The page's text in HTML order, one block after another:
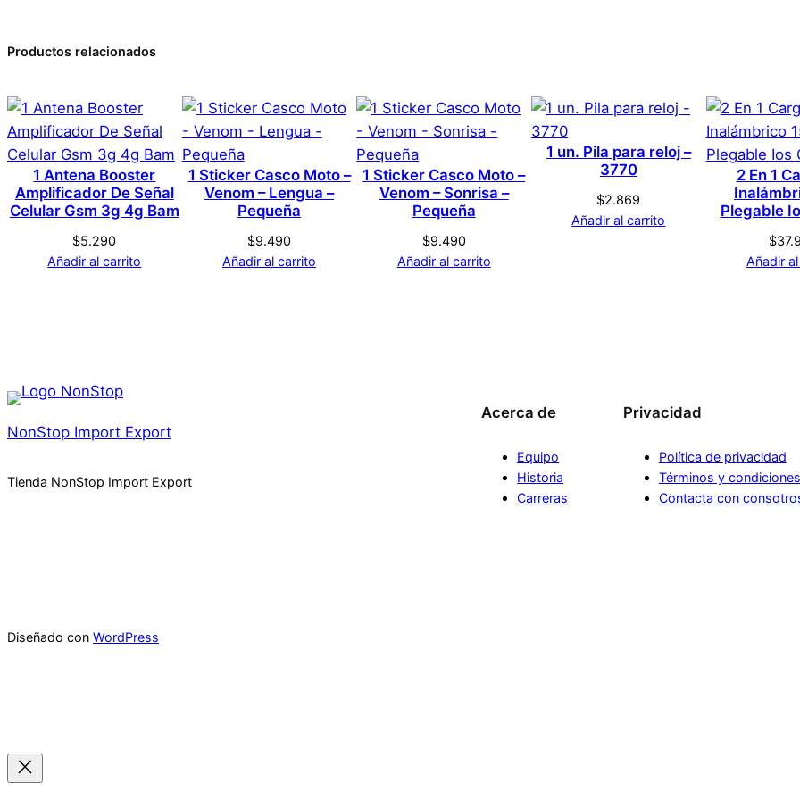
Color Negro
0 valoraciones en Fm -micrófono Inalámbrico
Zumba – Baile – Tours
No hay valoraciones aún. Solo los usuarios registrados que hayan comprado este producto pueden hacer una
Productos relacionados
1 Antena Booster
Amplificador De Señal
Celular Gsm 3g 4g Bam
$5.290
Añadir al carrito
1 Sticker Casco Moto –
Venom – Lengua –
Pequeña
$9.490
Añadir al carrito
1 Sticker Casco Moto –
Venom – Sonrisa –
Pequeña
$9.490
Añadir al carrito
1 un. Pila para reloj –
3770
$2.869
Añadir al carrito
2 En 1
Plegable
$
Añadir
NonStop Import Export
Tienda NonStop Import Export
Acerca de
Equipo
Historia
Carreras
Privacidad
Política de privacidad
Términos y condiciones
Contacta con
Diseñado con WordPress